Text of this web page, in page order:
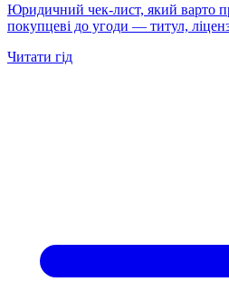
Юридичний чек-лист, який варто
покупцеві до угоди — титул,
Читати гід